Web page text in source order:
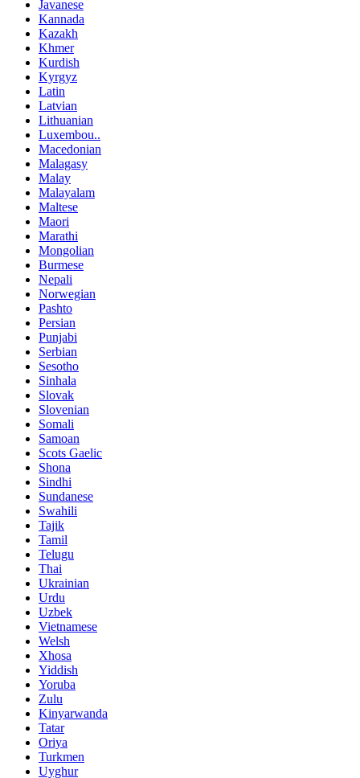
Javanese
Kannada
Kazakh
Khmer
Kurdish
Kyrgyz
Latin
Latvian
Lithuanian
Luxembou..
Macedonian
Malagasy
Malay
Malayalam
Maltese
Maori
Marathi
Mongolian
Burmese
Nepali
Norwegian
Pashto
Persian
Punjabi
Serbian
Sesotho
Sinhala
Slovak
Slovenian
Somali
Samoan
Scots Gaelic
Shona
Sindhi
Sundanese
Swahili
Tajik
Tamil
Telugu
Thai
Ukrainian
Urdu
Uzbek
Vietnamese
Welsh
Xhosa
Yiddish
Yoruba
Zulu
Kinyarwanda
Tatar
Oriya
Turkmen
Uyghur